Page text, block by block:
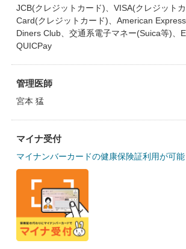
JCB(クレジットカード)、VISA(クレジット
Card(クレジットカード)、American Express
Diners Club、交通系電子マネー(Suica等)、
QUICPay
管理医師
宮本 猛
マイナ受付
マイナンバーカードの健康保険証利用が可能